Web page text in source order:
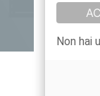
Non hai